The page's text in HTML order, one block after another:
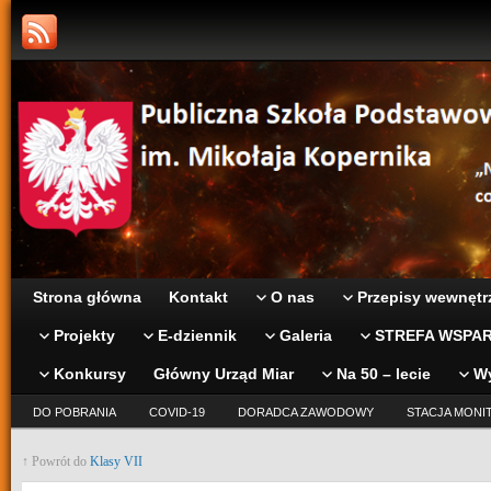
Strona główna Kontakt O nas Przepisy
Projekty E-dziennik Galeria STREFA
Konkursy Główny Urząd Miar Na 50 – lecie
DO POBRANIA COVID-19 DORADCA ZAWODOWY STACJA
↑ Powrót do Klasy VII